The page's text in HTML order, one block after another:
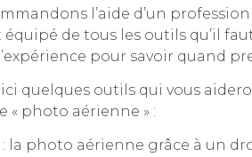
l’aide d’un
de tous les outils qu’il
pour savoir quand
quelques outils qui vous
« photo aérienne » :
: la photo aérienne grâce à un